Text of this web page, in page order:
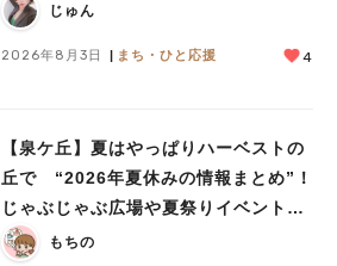
じゅん
2026年8月3日 まち・ひと応援 4
【泉ケ丘】夏はやっぱりハーベストの
丘で “2026年夏休みの情報まとめ”！
じゃぶじゃぶ広場や夏祭りイベントで
ミニ花火ショーも
もちの
人気のキーワード